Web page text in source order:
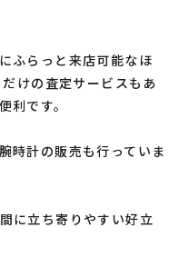
ふらっと来店可能なほ
けの査定サービスもあ
利です。
時計の販売も行っていま
に立ち寄りやすい好立